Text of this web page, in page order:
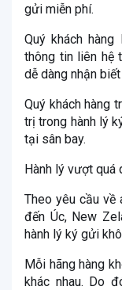
gửi miễn phí.
Quý khách
thông tin liên hệ
dễ dàng nhận
Quý khách hàng
trị trong hành lý
tại sân bay.
Hành lý vượt quá
Theo yêu cầu về
đến Úc, New
hành lý ký gửi
Mỗi hãng hàng
khác nhau. Do